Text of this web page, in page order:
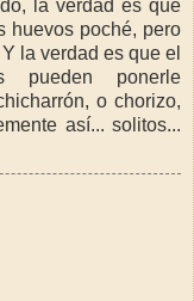
la verdad es que
huevos poché, pero
la verdad es que el
pueden ponerle
o chorizo,
así... solitos...